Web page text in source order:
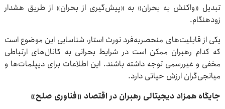
تبدیل «واکنش به بحران» به «پیش‌گیری از بحران» از طریق هشدار
زودهنگام.
یکی از قابلیت‌های منحصربه‌فرد نورث استار، شناسایی این موضوع است
که کدام رهبران ممکن است در شرایط بحرانی به کانال‌های ارتباطی
مخفی و غیررسمی توجه داشته باشند. این اطلاعات برای دیپلمات‌ها و
میانجی‌گران ارزش حیاتی دارد.
جایگاه همزاد دیجیتالی رهبران در اقتصاد «فناوری صلح»